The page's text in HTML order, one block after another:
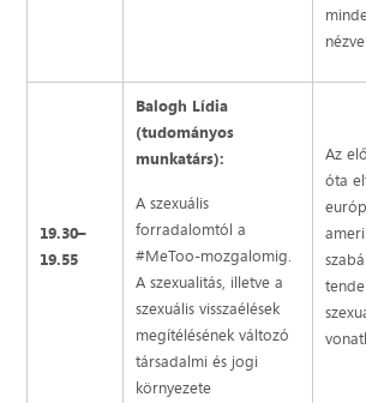
19.30–
19.55
Balogh Lídia
(tudományos
munkatárs):
A szexuális
forradalomtól a
#MeToo-mozgalomig.
A szexualitás, illetve a
szexuális visszaélések
megítélésének változó
társadalmi és jogi
környezete
Az
óta